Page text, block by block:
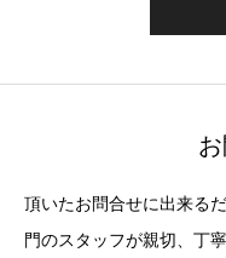
頂いたお問合せに出来る
門のスタッフが親切、丁